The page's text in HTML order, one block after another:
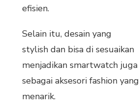
efisien.
Selain itu, desain yang
stylish dan bisa di sesuaikan
menjadikan smartwatch juga
sebagai aksesori fashion yang
menarik.